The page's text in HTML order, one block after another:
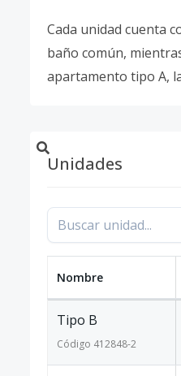
Cada unidad cuenta
baño común,
apartamento tipo A,
Unidades
Nombre
Tipo B
Código 412848-2